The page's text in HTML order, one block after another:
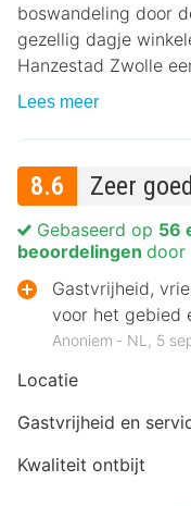
boswandeling door
gezellig dagje
Hanzestad Zwolle
Lees meer
8.6 Zeer goed
Locatie
Gastvrijheid en
Kwaliteit ontbijt
Gebaseerd op 56
beoordelingen door
Gastvrijheid,
voor het gebied
Anoniem ‐ NL, 5